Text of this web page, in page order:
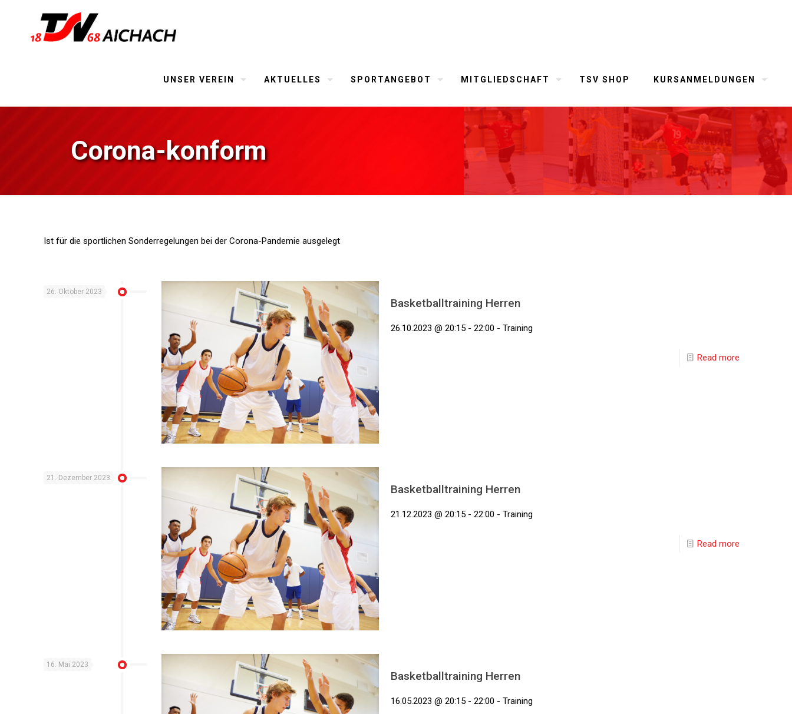
UNSER VEREIN AKTUELLES SPORTANGEBOT MITGLIEDSCHAFT TSV SHOP KURSANMELDUNGEN
Corona-konform
Ist für die sportlichen Sonderregelungen bei der Corona-Pandemie ausgelegt
26. Oktober 2023
Basketballtraining Herren
26.10.2023 @ 20:15 - 22:00 - Training
Read more
21. Dezember 2023
Basketballtraining Herren
21.12.2023 @ 20:15 - 22:00 - Training
Read more
16. Mai 2023
Basketballtraining Herren
16.05.2023 @ 20:15 - 22:00 - Training